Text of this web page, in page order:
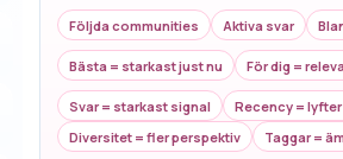
Följda communities Aktiva svar
Bästa = starkast just nu För dig =
Svar = starkast signal Recency =
Diversitet = fler perspektiv
Taggar =